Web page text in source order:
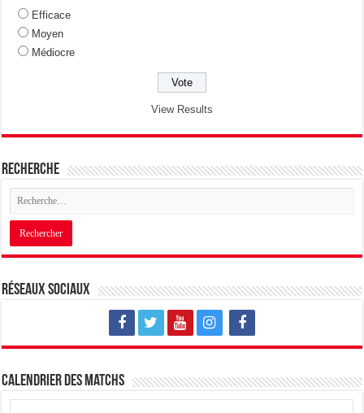
Efficace
Moyen
Médiocre
View Results
Recherche
Réseaux sociaux
Calendrier des matchs